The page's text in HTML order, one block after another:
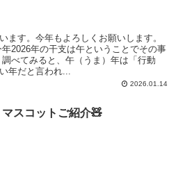
ます。今年もよろしくお願いします。
2026年の干支は午ということでその事
べてみると、午（うま）年は「行動
年だと言われ...
2026.01.14
マスコットご紹介🧸